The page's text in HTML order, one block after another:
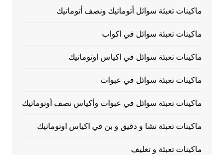
ماكينات تعبئة سوائل أتوماتيك ونصف أتوماتيك
ماكينات تعبئة سوائل في اكواب
ماكينات تعبئة سوائل في اكياس اوتوماتيك
ماكينات تعبئة سوائل في عبوات
ماكينات تعبئة سوائل في عبوات وأكياس نصف أوتوماتيك
ماكينات تعبئة نشا و دقيق و بن في اكياس اوتوماتيك
ماكينات تعبئة و تغليف